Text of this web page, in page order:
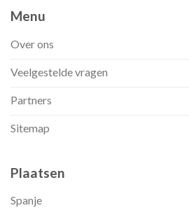
Menu
Over ons
Veelgestelde vragen
Partners
Sitemap
Plaatsen
Spanje